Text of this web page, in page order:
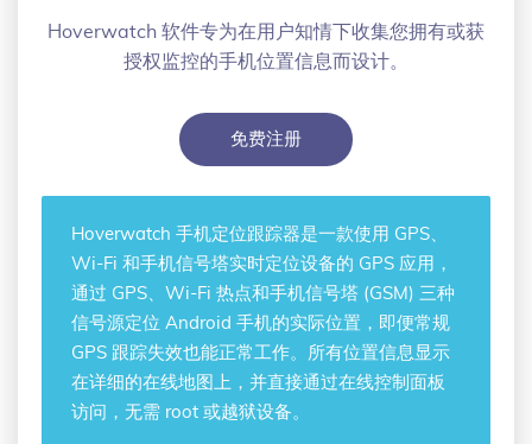
Hoverwatch 软件专为在用户知情下收集您拥有或获
授权监控的手机位置信息而设计。
免费注册
Hoverwatch 手机定位跟踪器是一款使用 GPS、
Wi-Fi 和手机信号塔实时定位设备的 GPS 应用，
通过 GPS、Wi-Fi 热点和手机信号塔 (GSM) 三种
信号源定位 Android 手机的实际位置，即便常规
GPS 跟踪失效也能正常工作。所有位置信息显示
在详细的在线地图上，并直接通过在线控制面板
访问，无需 root 或越狱设备。